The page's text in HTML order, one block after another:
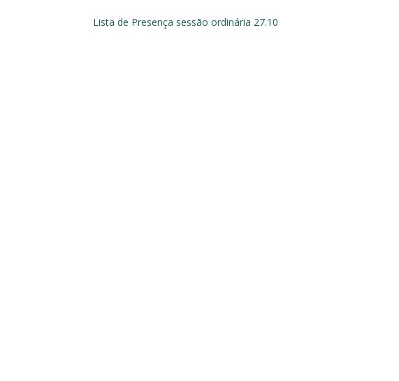
Lista de Presença sessão ordinária 27.10